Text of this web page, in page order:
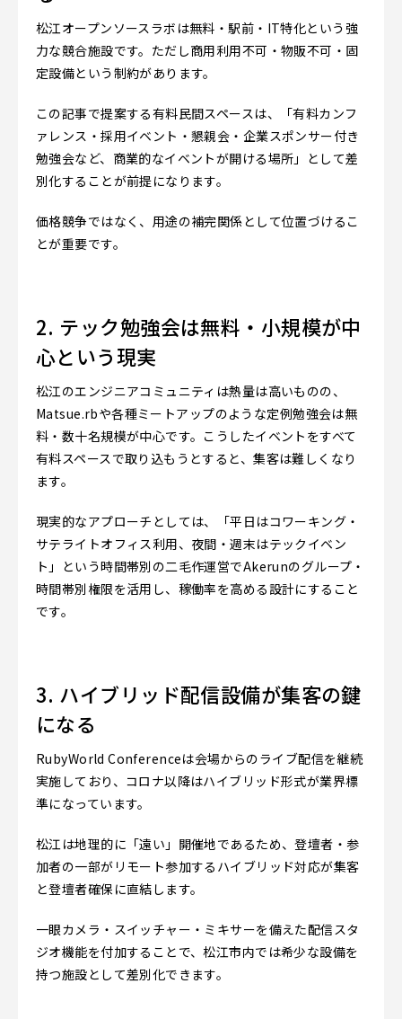
松江オープンソースラボは無料・駅前・IT特化という強
力な競合施設です。ただし商用利用不可・物販不可・固
定設備という制約があります。
この記事で提案する有料民間スペースは、「有料カンフ
ァレンス・採用イベント・懇親会・企業スポンサー付き
勉強会など、商業的なイベントが開ける場所」として差
別化することが前提になります。
価格競争ではなく、用途の補完関係として位置づけるこ
とが重要です。
2. テック勉強会は無料・小規模が中
心という現実
松江のエンジニアコミュニティは熱量は高いものの、
Matsue.rbや各種ミートアップのような定例勉強会は無
料・数十名規模が中心です。こうしたイベントをすべて
有料スペースで取り込もうとすると、集客は難しくなり
ます。
現実的なアプローチとしては、「平日はコワーキング・
サテライトオフィス利用、夜間・週末はテックイベン
ト」という時間帯別の二毛作運営でAkerunのグループ・
時間帯別権限を活用し、稼働率を高める設計にすること
です。
3. ハイブリッド配信設備が集客の鍵
になる
RubyWorld Conferenceは会場からのライブ配信を継続
実施しており、コロナ以降はハイブリッド形式が業界標
準になっています。
松江は地理的に「遠い」開催地であるため、登壇者・参
加者の一部がリモート参加するハイブリッド対応が集客
と登壇者確保に直結します。
一眼カメラ・スイッチャー・ミキサーを備えた配信スタ
ジオ機能を付加することで、松江市内では希少な設備を
持つ施設として差別化できます。